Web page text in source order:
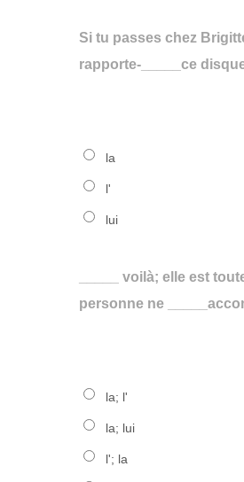
Si tu passes chez
rapporte-_____ce
la
l'
lui
_____ voilà; elle est
personne ne
la; l'
la; lui
l'; la